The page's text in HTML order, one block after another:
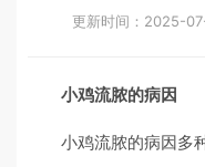
更新时间：2025-
小鸡流脓的病因
小鸡流脓的病因多